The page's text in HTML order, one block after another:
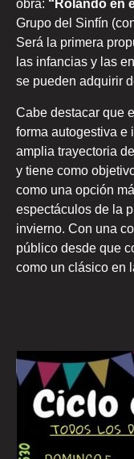
obra: “Rolando en
Grupo del Sinfín
Será la primera
las infancias y las
se pueden adquirir
Cabe destacar que
forma autogestiva e
amplia trayectoria
y tiene como
como una opción
espectáculos de la
invierno. Con una
público desde que
como un clásico en